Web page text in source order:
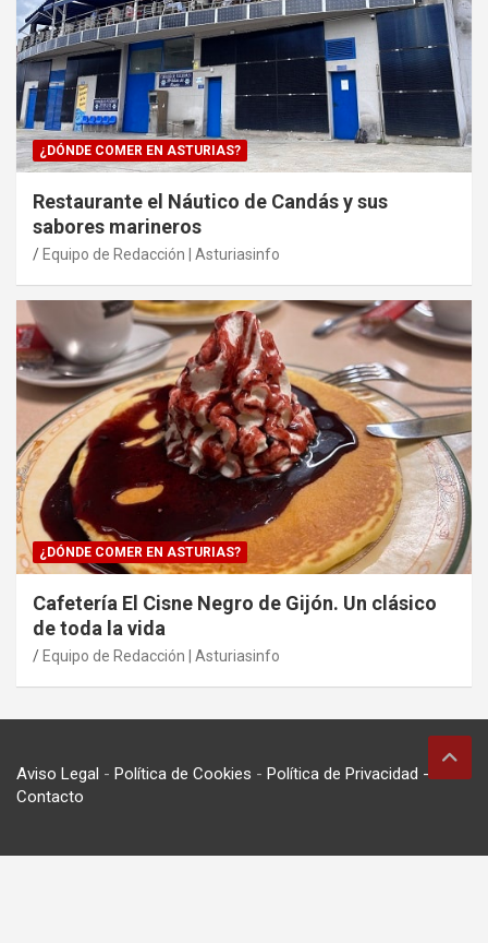
¿DÓNDE COMER EN ASTURIAS?
Restaurante el Náutico de Candás y sus
sabores marineros
Equipo de Redacción | Asturiasinfo
¿DÓNDE COMER EN ASTURIAS?
Cafetería El Cisne Negro de Gijón. Un clásico
de toda la vida
Equipo de Redacción | Asturiasinfo
Aviso Legal - Política de Cookies - Política de Privacidad -
Contacto